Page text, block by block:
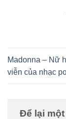
Madonna – Nữ
viễn của nhạc
Để lại